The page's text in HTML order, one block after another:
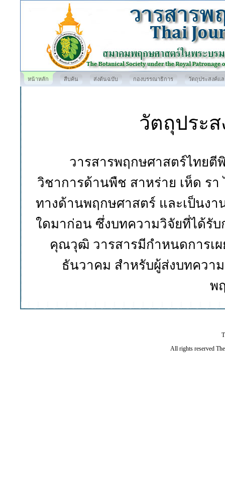
หน้าหลัก สืบค้น ส่งต้นฉบับ กองบรรณาธิการ วัตถุประสงค์แ
วัตถุประ
วารสารพฤกษศาสตร์ไทยตีพิ
วิชาการด้านพืช สาหร่าย เห็ด ร
ทางด้านพฤกษศาสตร์ และเป็นงา
ใดมาก่อน ซึ่งบทความวิจัยที่ได้รั
คุณวุฒิ วารสารมีกำหนดการเ
ธันวาคม สำหรับผู้ส่งบทควา
พ
All rights reserved